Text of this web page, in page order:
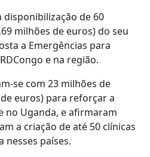
disponibilização de 60
milhões de euros) do seu
a Emergências para
e na região.
se com 23 milhões de
euros) para reforçar a
no Uganda, e afirmaram
a criação de até 50 clínicas
nesses países.